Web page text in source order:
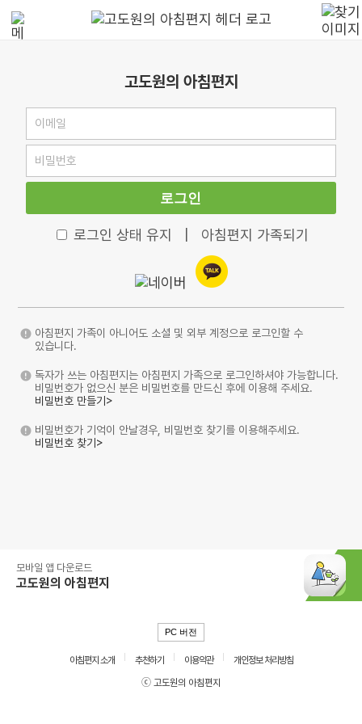
고도원의 아침편지
로그인
로그인 상태 유지 아침편지 가족되기
아침편지 가족이 아니어도 소셜 및 외부 계정으로 로그인할 수
있습니다.
독자가 쓰는 아침편지는 아침편지 가족으로 로그인하셔야 가능합니다.
비밀번호가 없으신 분은 비밀번호를 만드신 후에 이용해 주세요.
비밀번호 만들기>
비밀번호가 기억이 안날경우, 비밀번호 찾기를 이용해주세요.
비밀번호 찾기>
모바일 앱 다운로드
고도원의 아침편지
PC 버전
아침편지 소개 추천하기 이용약관
개인정보 처리방침
ⓒ 고도원의 아침편지